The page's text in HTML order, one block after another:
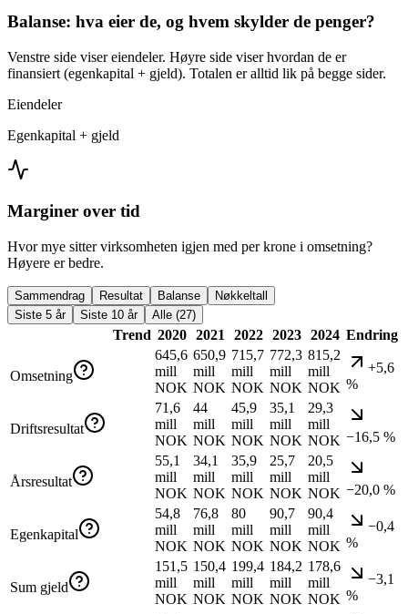
Balanse: hva eier de, og hvem skylder de penger?
Venstre side viser eiendeler. Høyre side viser hvordan de er
finansiert (egenkapital + gjeld). Totalen er alltid lik på begge sider.
Eiendeler
Egenkapital + gjeld
Marginer over tid
Hvor mye sitter virksomheten igjen med per krone i omsetning?
Høyere er bedre.
Sammendrag Resultat Balanse
Nøkkeltall
Siste 5 år
Siste 10 år Alle (27)
Trend 2020 2021 2022 2023 2024 Endring
Omsetning
645,6
mill
NOK
650,9
mill
NOK
715,7
mill
NOK
772,3
mill
NOK
815,2
mill
NOK
+5,6
%
Driftsresultat
71,6
mill
NOK
44
mill
NOK
45,9
mill
NOK
35,1
mill
NOK
29,3
mill
NOK −16,5 %
Årsresultat
55,1
mill
NOK
34,1
mill
NOK
35,9
mill
NOK
25,7
mill
NOK
20,5
mill
NOK −20,0 %
Egenkapital
54,8
mill
NOK
76,8
mill
NOK
80
mill
NOK
90,7
mill
NOK
90,4
mill
NOK
−0,4
%
Sum gjeld
151,5
mill
NOK
150,4
mill
NOK
199,4
mill
NOK
184,2
mill
NOK
178,6
mill
NOK
−3,1
%